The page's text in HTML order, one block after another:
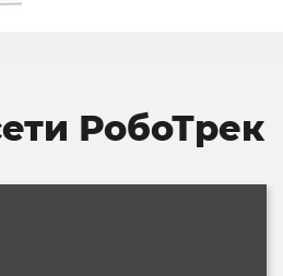
РобоТрек